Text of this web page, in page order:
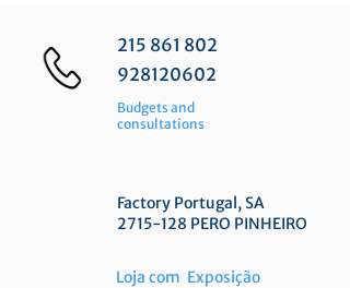
215 861 802
928120602
Budgets and
consultations
Factory Portugal, SA
2715-128 PERO PINHEIRO
Loja com Exposição